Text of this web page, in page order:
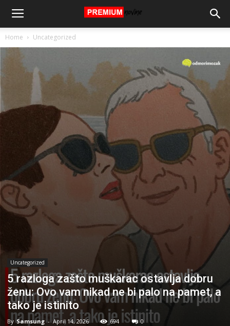
Home Uncategorized
Uncategorized
5 razloga zašto muškarac ostavlja dobru
ženu: Ovo vam nikad ne bi palo na pamet, a
tako je istinito
By Samsung - April 14, 2026 694 0